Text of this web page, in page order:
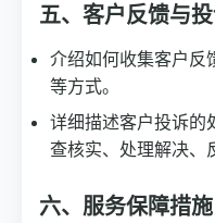
五、客户反馈与
介绍如何收集客户反
等方式。
详细描述客户投诉的
查核实、处理解决、
六、服务保障措施